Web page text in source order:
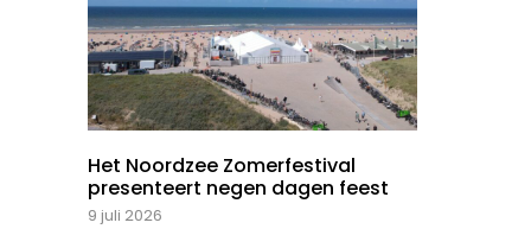
Het Noordzee Zomerfestival
presenteert negen dagen feest
9 juli 2026